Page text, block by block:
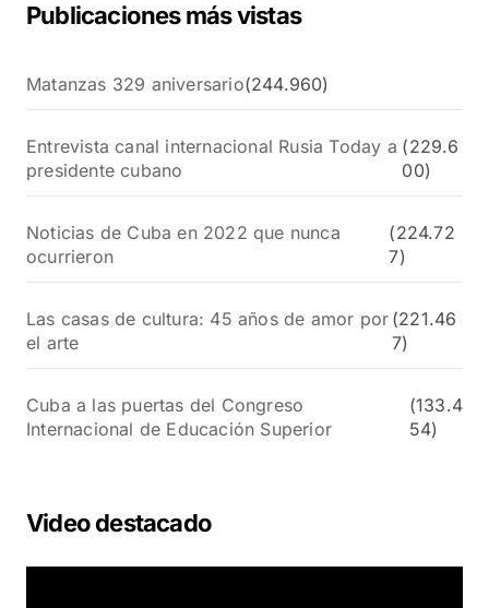
Publicaciones más vistas
Matanzas 329 aniversario(244.960)
Entrevista canal internacional Rusia Today a
presidente cubano
(229.6
00)
Noticias de Cuba en 2022 que nunca
ocurrieron
(224.72
7)
Las casas de cultura: 45 años de amor por
el arte
(221.46
7)
Cuba a las puertas del Congreso
Internacional de Educación Superior
(133.4
54)
Video destacado